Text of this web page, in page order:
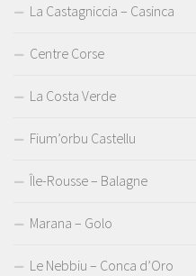
La Castagniccia – Casinca
Centre Corse
La Costa Verde
Fium’orbu Castellu
Île-Rousse – Balagne
Marana – Golo
Le Nebbiu – Conca d’Oro